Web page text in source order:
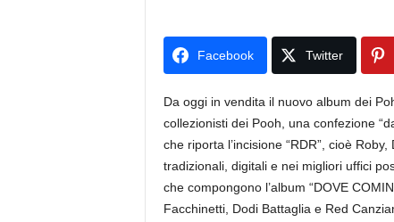
Facebook Twitter
Da oggi in vendita il nuovo album dei
collezionisti dei Pooh, una confezione
che riporta l’incisione “RDR”, cioè
tradizionali, digitali e nei migliori uffici
che compongono l’album “DOVE
Facchinetti, Dodi Battaglia e Red